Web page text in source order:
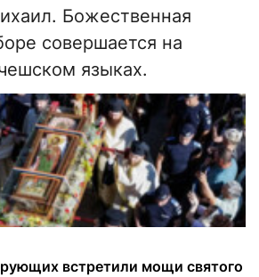
Божественная
совершается на
языках.
встретили мощи святого